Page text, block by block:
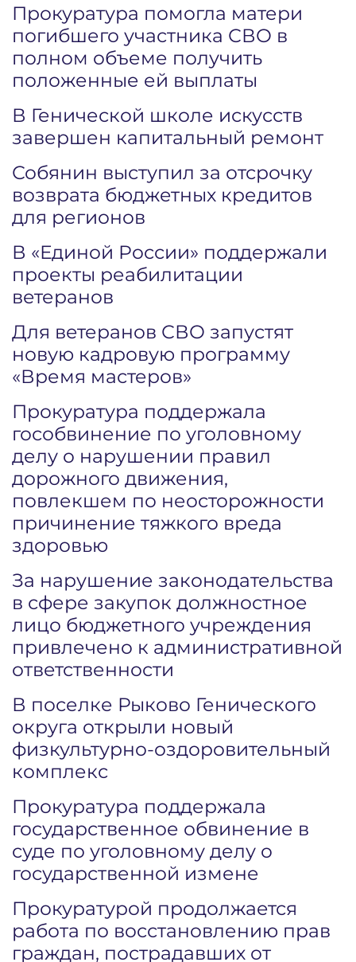
Прокуратура помогла матери
погибшего участника СВО в
полном объеме получить
положенные ей выплаты
В Генической школе искусств
завершен капитальный ремонт
Собянин выступил за отсрочку
возврата бюджетных кредитов
для регионов
В «Единой России» поддержали
проекты реабилитации
ветеранов
Для ветеранов СВО запустят
новую кадровую программу
«Время мастеров»
Прокуратура поддержала
гособвинение по уголовному
делу о нарушении правил
дорожного движения,
повлекшем по неосторожности
причинение тяжкого вреда
здоровью
За нарушение законодательства
в сфере закупок должностное
лицо бюджетного учреждения
привлечено к административной
ответственности
В поселке Рыково Генического
округа открыли новый
физкультурно-оздоровительный
комплекс
Прокуратура поддержала
государственное обвинение в
суде по уголовному делу о
государственной измене
Прокуратурой продолжается
работа по восстановлению прав
граждан, пострадавших от